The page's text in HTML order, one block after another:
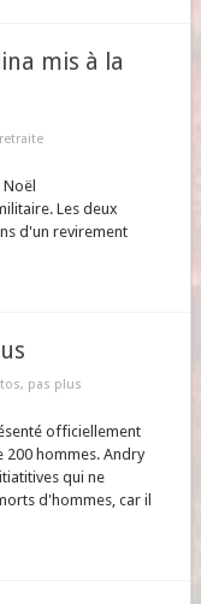
mis à la
Les deux
d'un revirement
pas plus
officiellement
200 hommes. Andry
qui ne
d'hommes, car il